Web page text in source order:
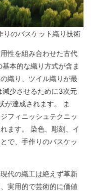
りのバスケット織り技術
性を組み合わせた古代
本的な織り方式が含ま
織り、ツイル織りが最
減少させるために3次元
が達成されます。 ま
フィニッシュテクニッ
ます。 染色、彫刻、イ
で、手作りのバスケッ
代の織工は絶えず革新
実用的で芸術的に価値